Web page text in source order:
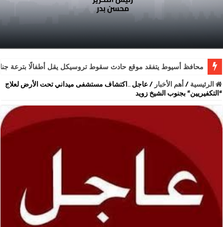
محافظ أسيوط يتفقد موقع حادث سقوط تروسيكل يقل أطفالًا بترعة
الرئيسية /أهم الأخبار /عاجل ..اكتشاف مستشفى ميداني تحت الأرض لعلاج
“التكفيريين” بجنوب الشيخ زويد